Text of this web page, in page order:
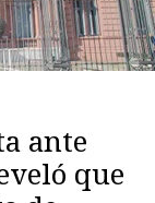
ante
que